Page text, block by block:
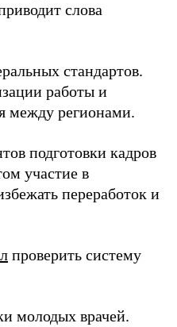
слова
стандартов.
работы и
между регионами.
подготовки кадров
участие в
переработок и
проверить систему
молодых врачей.